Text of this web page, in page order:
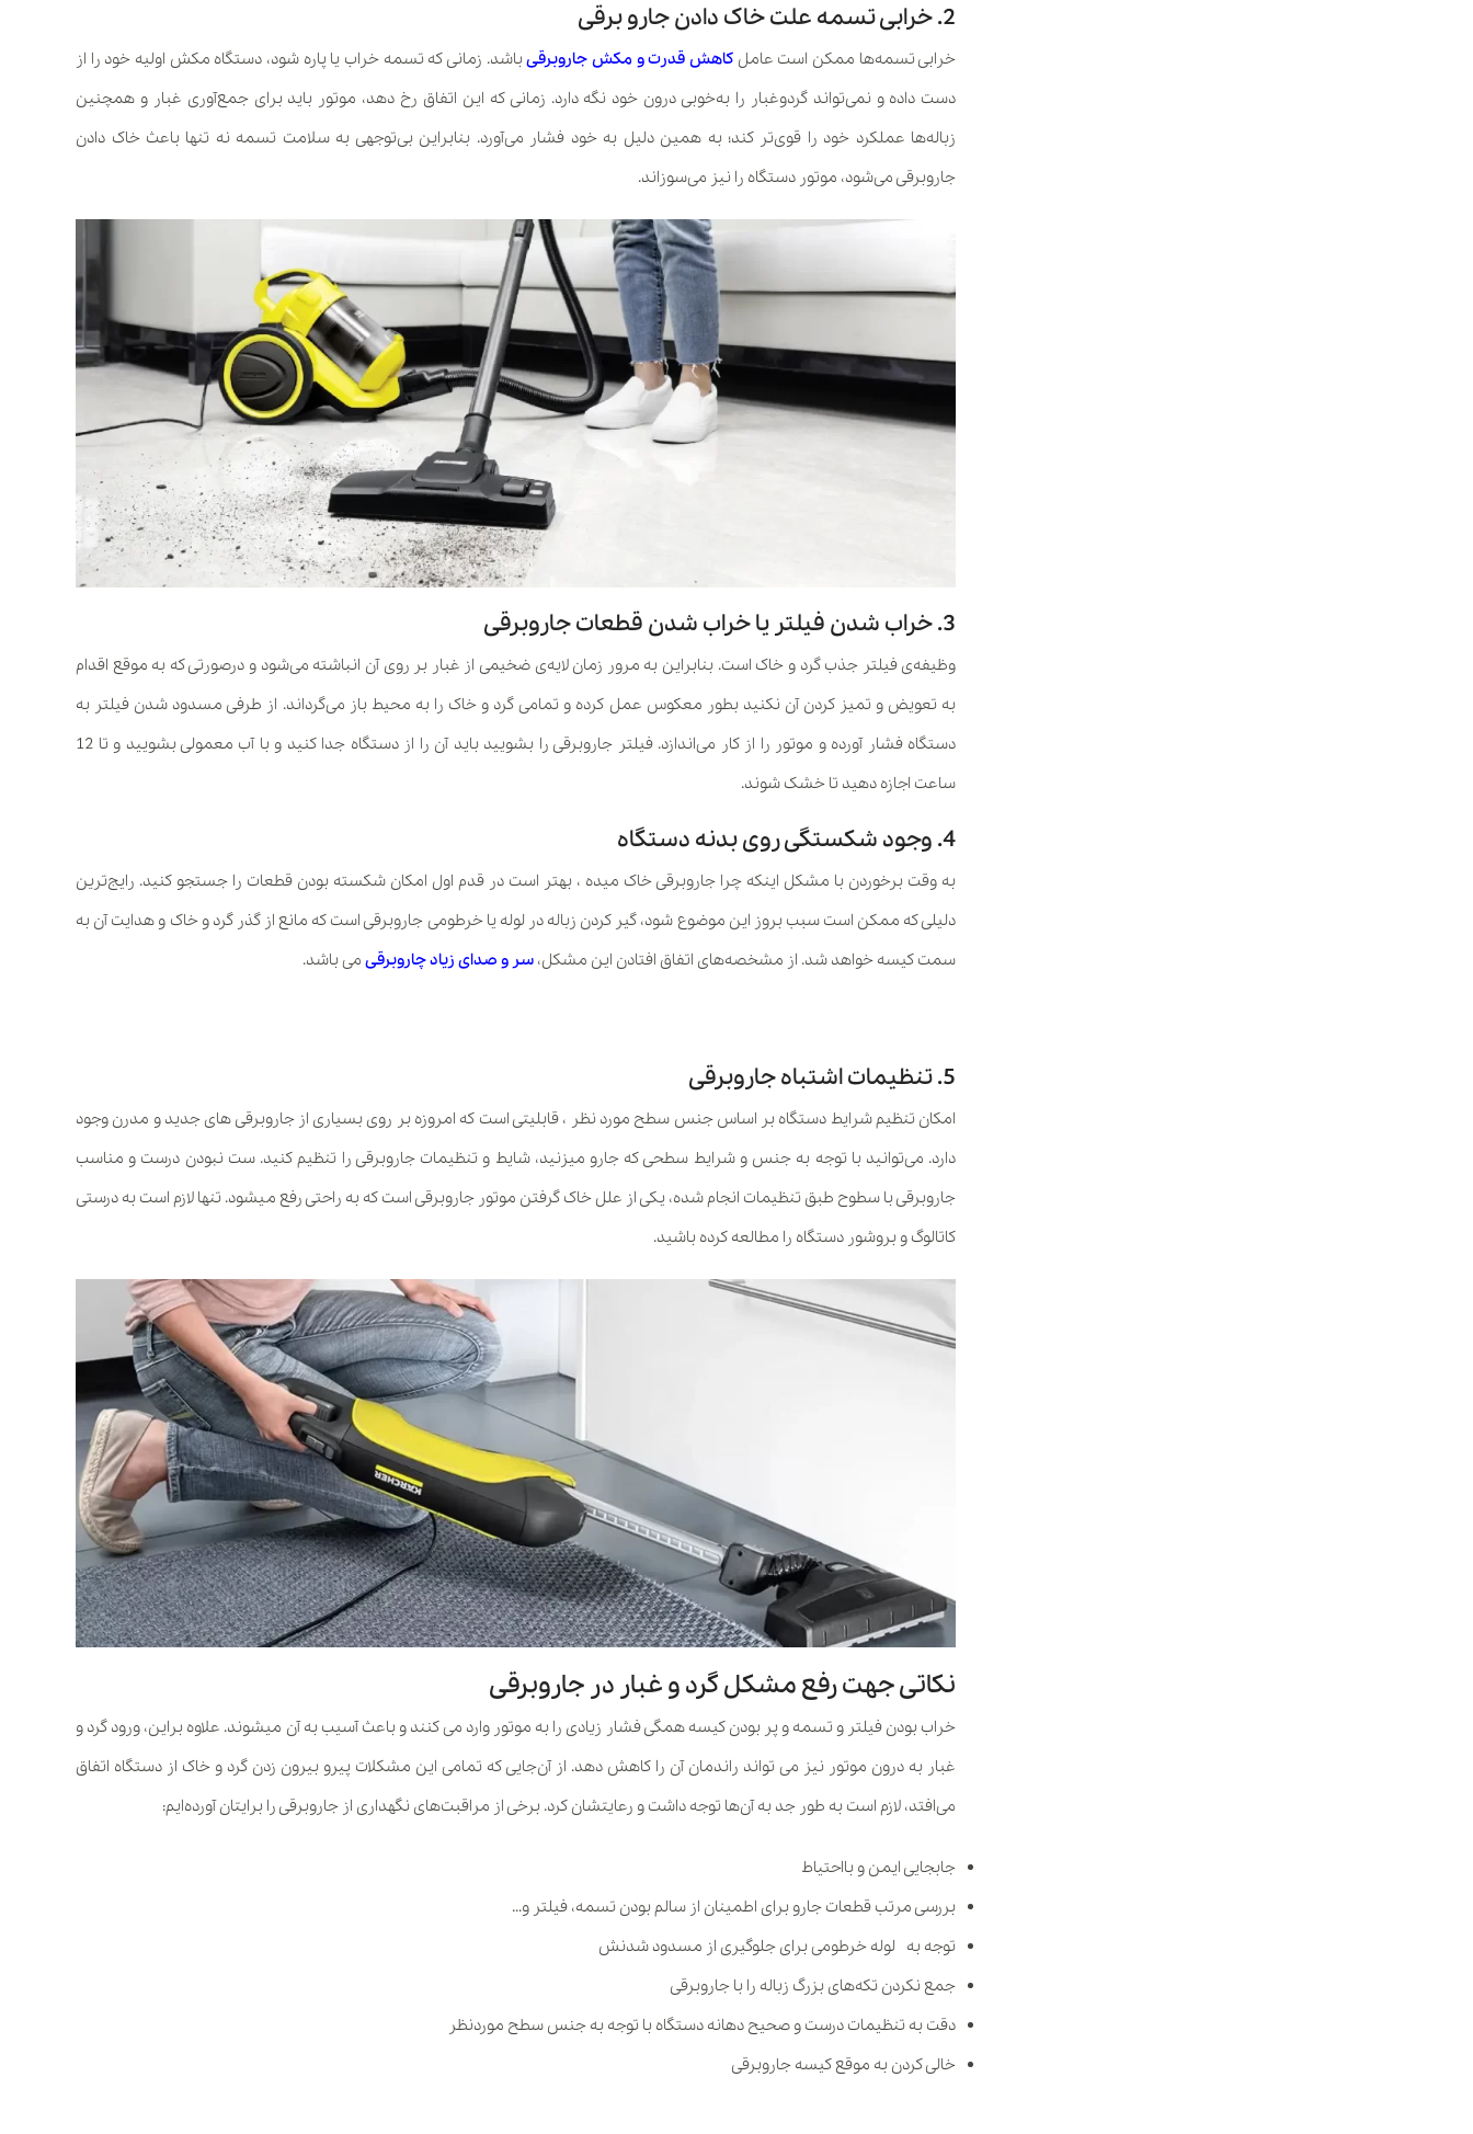
2. خرابی تسمه علت خاک دادن جارو برقی
خرابی تسمه‌ها ممکن است عامل کاهش قدرت و مکش جاروبرقیباشد. زمانی که تسمه خراب یا پاره شود، دستگاه مکش اولیه خود را از
دست داده و نمی‌تواند گرد‌و‌غبار را به‌خوبی درون خود نگه دارد. زمانی که این اتفاق رخ دهد، موتور باید برای جمع‌آوری غبار و همچنین
زباله‌ها عملکرد خود را قوی‌تر کند؛ به همین دلیل به خود فشار می‌آورد. بنابراین بی‌توجهی به سلامت تسمه نه تنها باعث خاک دادن
جاروبرقی می‌شود، موتور دستگاه را نیز می‌سوزاند.
3. خراب شدن فیلتر یا خراب شدن قطعات جاروبرقی
وظیفه‌ی فیلتر جذب گرد و خاک است. بنابراین به مرور زمان لایه‌ی ضخیمی از غبار بر روی آن انباشته می‌شود و درصورتی که به موقع اقدام
به تعویض و تمیز کردن آن نکنید بطور معکوس عمل کرده و تمامی گرد و خاک را به محیط باز می‌گرداند. از طرفی مسدود شدن فیلتر به
دستگاه فشار آورده و موتور را از کار می‌اندازد. فیلتر جاروبرقی را بشویید باید آن را از دستگاه جدا کنید و با آب معمولی بشویید و تا 12
ساعت اجازه دهید تا خشک شوند.
4. وجود شکستگی روی بدنه دستگاه
به وقت برخوردن با مشکل اینکه چرا جاروبرقی خاک میده ، بهتر است در قدم اول امکان شکسته بودن قطعات را جستجو کنید. رایج‌ترین
دلیلی که ممکن است سبب بروز این موضوع شود، گیر کردن زباله در لوله یا خرطومی جاروبرقی است که مانع از گذر گرد و خاک و هدایت آن به
سمت کیسه خواهد شد. از مشخصه‌های اتفاق افتادن این مشکل، سر و صدای زیاد چاروبرقیمی باشد.
5. تنظیمات اشتباه جاروبرقی
امکان تنظیم شرایط دستگاه بر اساس جنس سطح مورد نظر ، قابلیتی است که امروزه بر روی بسیاری از جاروبرقی های جدید و مدرن وجود
دارد. می‌توانید با توجه به جنس و شرایط سطحی که جارو میزنید، شایط و تنظیمات جاروبرقی را تنظیم کنید. ست نبودن درست و مناسب
جاروبرقی با سطوح طبق تنظیمات انجام شده، یکی از علل خاک گرفتن موتور جاروبرقی است که به راحتی رفع میشود. تنها لازم است به درستی
کاتالوگ و بروشور دستگاه را مطالعه کرده باشید.
نکاتی جهت رفع مشکل گرد و غبار در جاروبرقی
خراب بودن فیلتر و تسمه و پر بودن کیسه همگی فشار زیادی را به موتور وارد می کنند و باعث آسیب به آن میشوند. علاوه براین، ورود گرد و
غبار به درون موتور نیز می تواند راندمان آن را کاهش دهد. از آن‌جایی که تمامی این مشکلات پیرو بیرون زدن گرد و خاک از دستگاه اتفاق
می‌افتد، لازم است به طور جد به آن‌ها توجه داشت و رعایتشان کرد. برخی از مراقبت‌های نگهداری از جاروبرقی را برایتان آورده‌ایم:
جابجایی ایمن و بااحتیاط
بررسی مرتب قطعات جارو برای اطمینان از سالم‌ بودن تسمه، فیلتر و…
توجه به لوله خرطومی برای جلوگیری از مسدود‌ شدنش
جمع نکردن تکه‌های بزرگ زباله را با جاروبرقی
دقت به تنظیمات درست و صحیح دهانه دستگاه با توجه به جنس سطح مورد‌نظر
خالی کردن به موقع کیسه جاروبرقی